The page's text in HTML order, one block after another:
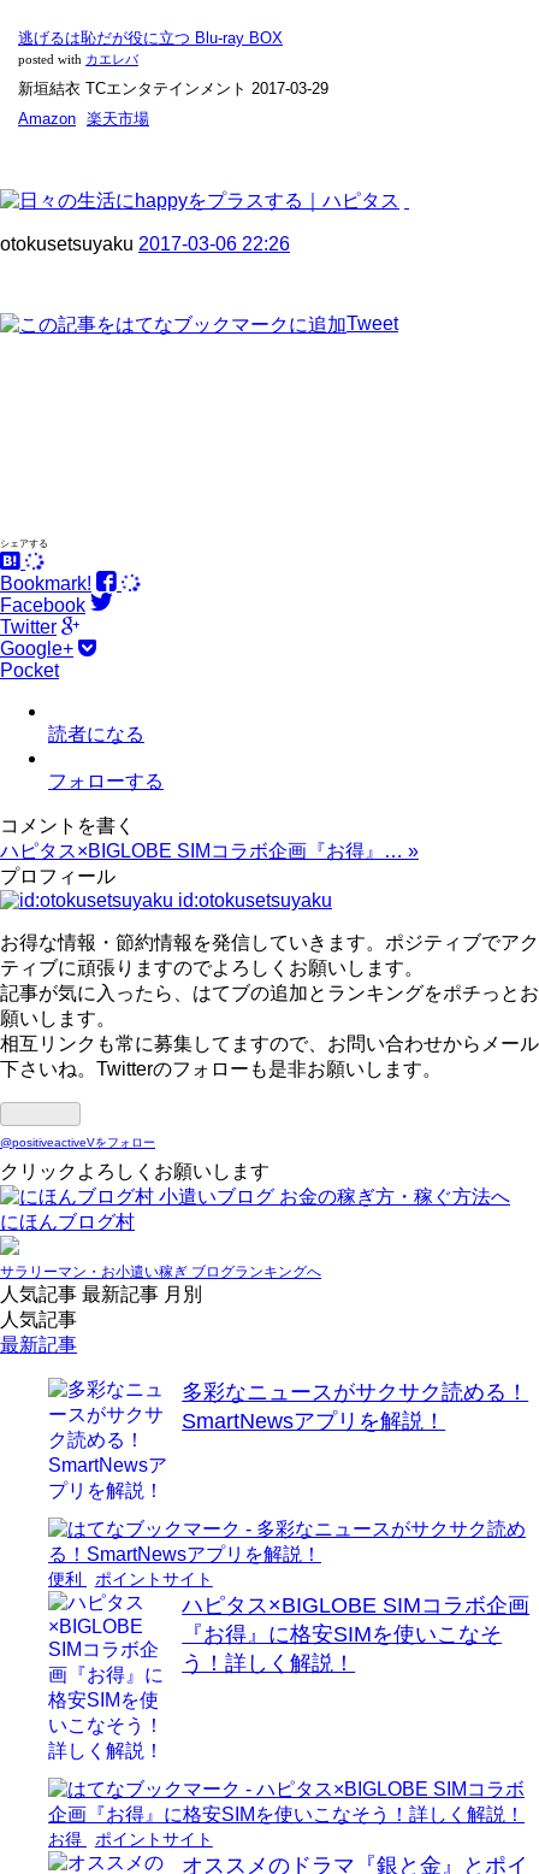
逃げるは恥だが役に立つ Blu-ray BOX
posted with カエレバ
新垣結衣 TCエンタテインメント 2017-03-29
Amazon 楽天市場
otokusetsuyaku 2017-03-06 22:26
Tweet
シェアする
Bookmark!
Facebook
Twitter
Google+
Pocket
読者になる
フォローする
コメントを書く
ハピタス×BIGLOBE SIMコラボ企画『お得』… »
プロフィール
id:otokusetsuyaku
お得な情報・節約情報を発信していきます。ポジティブでアク
ティブに頑張りますのでよろしくお願いします。
記事が気に入ったら、はてブの追加とランキングをポチっとお
願いします。
相互リンクも常に募集してますので、お問い合わせからメール
下さいね。Twitterのフォローも是非お願いします。
@positiveactiveVをフォロー
クリックよろしくお願いします
にほんブログ村
サラリーマン・お小遣い稼ぎ ブログランキングへ
人気記事 最新記事 月別
人気記事
最新記事
多彩なニュースがサクサク読める！
SmartNewsアプリを解説！
便利 ポイントサイト
ハピタス×BIGLOBE SIMコラボ企画
『お得』に格安SIMを使いこなそ
う！詳しく解説！
お得 ポイントサイト
オススメのドラマ『銀と金』とポイ